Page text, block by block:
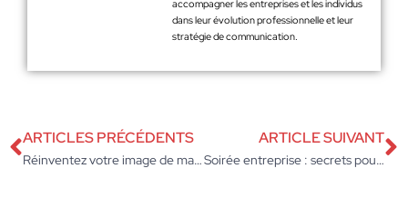
accompagner les entreprises et les individus
dans leur évolution professionnelle et leur
stratégie de communication.
ARTICLES PRÉCÉDENTS
Réinventez votre image de marque avec l’emballage professionnel personnalisé
ARTICLE SUIVANT
Soirée entreprise : secrets pour transformer un événement en succès inattendu